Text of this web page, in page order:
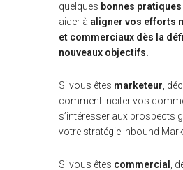
quelques bonnes pratiques
aider à aligner vos efforts
et commerciaux dès la
nouveaux objectifs.
Si vous êtes marketeur ,
comment inciter vos
s’intéresser aux prospects
votre stratégie Inbound
Si vous êtes commercial
,